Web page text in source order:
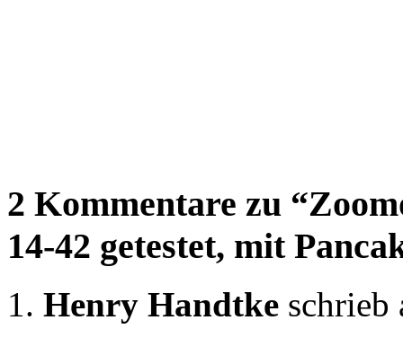
2 Kommentare zu
14-42 getestet, mit
Henry Handtke schrieb